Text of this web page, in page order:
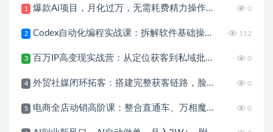
1 爆款Ai项目，月化过万，无需耗费精力操作，稳健实现每月增收 0
2 Codex自动化编程实战课：拆解软件基础操作，搭配实用插件快速掌握AI代码编写能力 112
3 百万IP高变现实战营：从定位获客到私域批量成交，搭建完整IP商业闭环 0
4 外贸社媒闭环拓客：搭建完整获客链路，脸书TikTok实操打通引流到成交全流程 0
5 电商全店动销高阶课：整合直通车、万相魔盒、全站推广，系统化搭建店铺长效动销方案 0